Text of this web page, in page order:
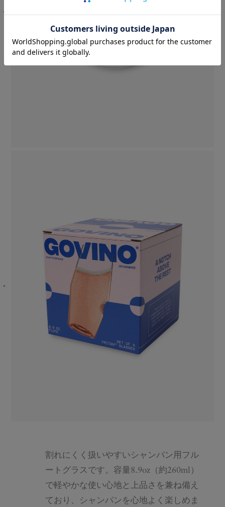
割れにくく扱いやすいシャンパン用フル
ートグラスです。容量8.9oz（約260ml）
で軽やかな使い心地と上品さを兼ね備え
ており、シャンパンを心地よく楽しめま